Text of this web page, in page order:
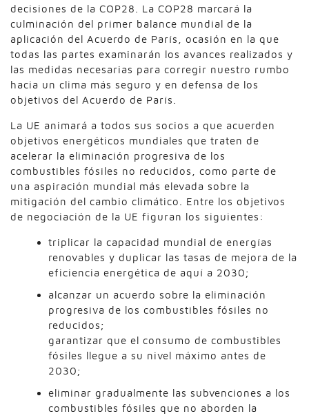
decisiones de la COP28. La COP28 marcará la
culminación del primer balance mundial de la
aplicación del Acuerdo de París, ocasión en la que
todas las partes examinarán los avances realizados y
las medidas necesarias para corregir nuestro rumbo
hacia un clima más seguro y en defensa de los
objetivos del Acuerdo de París.
La UE animará a todos sus socios a que acuerden
objetivos energéticos mundiales que traten de
acelerar la eliminación progresiva de los
combustibles fósiles no reducidos, como parte de
una aspiración mundial más elevada sobre la
mitigación del cambio climático. Entre los objetivos
de negociación de la UE figuran los siguientes:
triplicar la capacidad mundial de energías
renovables y duplicar las tasas de mejora de la
eficiencia energética de aquí a 2030;
alcanzar un acuerdo sobre la eliminación
progresiva de los combustibles fósiles no
reducidos;
garantizar que el consumo de combustibles
fósiles llegue a su nivel máximo antes de
2030;
eliminar gradualmente las subvenciones a los
combustibles fósiles que no aborden la